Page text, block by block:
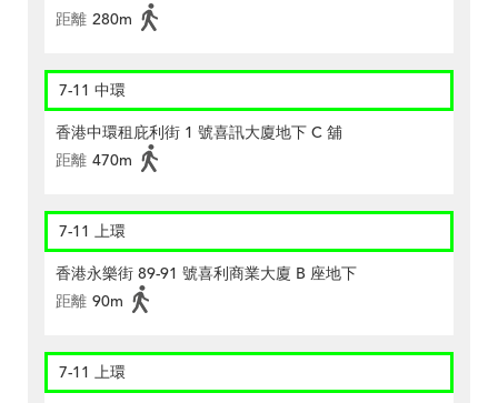
距離 280m
7-11 中環
香港中環租庇利街 1 號喜訊大廈地下 C 舖
距離 470m
7-11 上環
香港永樂街 89-91 號喜利商業大廈 B 座地下
距離 90m
7-11 上環